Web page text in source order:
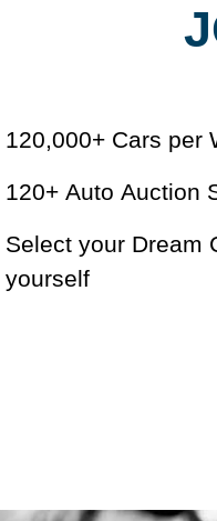
120,000+ Cars per
120+ Auto Auction
Select your Dream
yourself